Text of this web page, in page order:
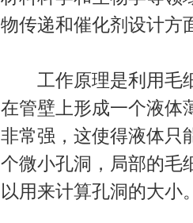
物传递和催化剂设计方
工作原理是利用毛细
在管壁上形成一个液体
非常强，这使得液体只
个微小孔洞，局部的毛
以用来计算孔洞的大小